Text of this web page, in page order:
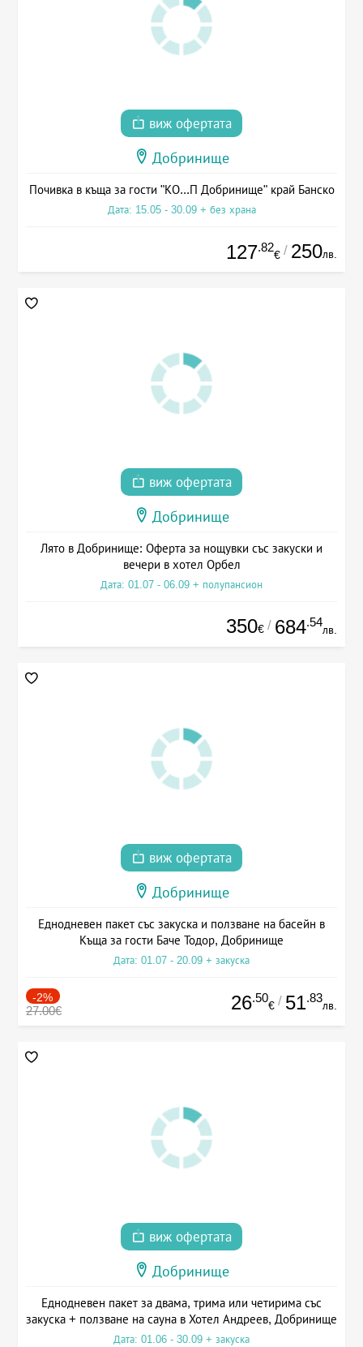
виж офертата
Добринище
Почивка в къща за гости "КО...П Добринище" край Банско
Дата: 15.05 - 30.09 + без храна
127.82
€ / 250лв.
виж офертата
Добринище
Лято в Добринище: Оферта за нощувки със закуски и
вечери в хотел Орбел
Дата: 01.07 - 06.09 + полупансион
350€ / 684.54
лв.
виж офертата
Добринище
Еднодневен пакет със закуска и ползване на басейн в
Къща за гости Баче Тодор, Добринище
Дата: 01.07 - 20.09 + закуска
-2%
27.00€ 26.50
€ / 51.83
лв.
виж офертата
Добринище
Еднодневен пакет за двама, трима или четирима със
закуска + ползване на сауна в Хотел Андреев, Добринище
Дата: 01.06 - 30.09 + закуска